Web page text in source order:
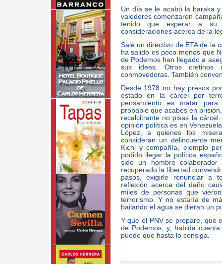
Un día se le acabó la baraka
valedores comenzaron
tenido que esperar a su
consideraciones acerca de la
Sale un directivo de ETA de la
ha salido es poco menos que
de Podemos han llegado a
sus ideas. Otros cretinos
conmovedoras. También
Desde 1978 no hay presos
estado en la cárcel por
pensamiento es matar
probable que acabes en
recalcitrante no pisas la
opinión política es en
López, a quienes los
consideran un delincuente
Kichi y compañía, ejemplo
podido llegar la política
sido un hombre
recuperado la libertad
pasos, exigirle renunciar a
reflexión acerca del daño
miles de personas que
terrorismo. Y no estaría de
bailando el agua se dieran un
Y que el PNV se prepare, que
de Podemos, y, habida
puede que hasta lo consiga.